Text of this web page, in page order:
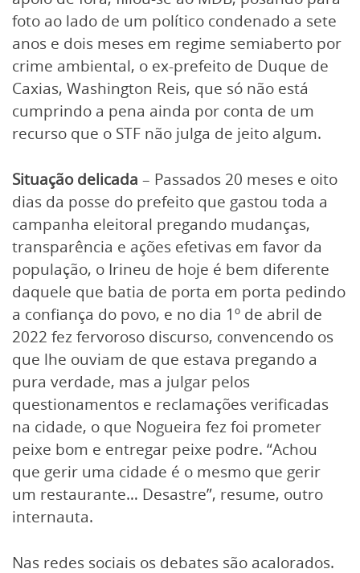
foto ao lado de um político condenado a sete
anos e dois meses em regime semiaberto por
crime ambiental, o ex-prefeito de Duque de
Caxias, Washington Reis, que só não está
cumprindo a pena ainda por conta de um
recurso que o STF não julga de jeito algum.
Situação delicada – Passados 20 meses e oito
dias da posse do prefeito que gastou toda a
campanha eleitoral pregando mudanças,
transparência e ações efetivas em favor da
população, o Irineu de hoje é bem diferente
daquele que batia de porta em porta pedindo
a confiança do povo, e no dia 1º de abril de
2022 fez fervoroso discurso, convencendo os
que lhe ouviam de que estava pregando a
pura verdade, mas a julgar pelos
questionamentos e reclamações verificadas
na cidade, o que Nogueira fez foi prometer
peixe bom e entregar peixe podre. “Achou
que gerir uma cidade é o mesmo que gerir
um restaurante… Desastre”, resume, outro
internauta.
Nas redes sociais os debates são acalorados.